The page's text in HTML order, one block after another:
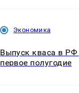
Экономика
Выпуск кваса в РФ
первое полугодие